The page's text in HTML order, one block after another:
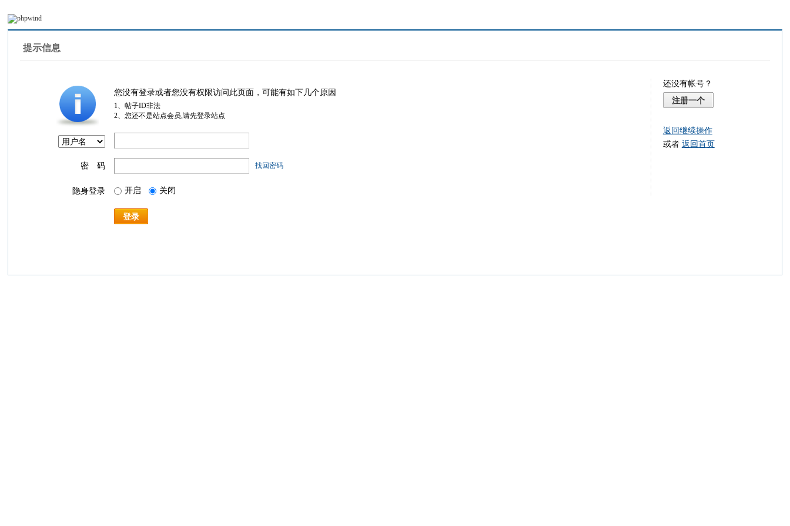
提示信息
您没有登录或者您没有权限访问此页面，可能有如下几个原因
1、帖子ID非法
2、您还不是站点会员,请先登录站点
密 码 找回密码
隐身登录 开启 关闭
登录
还没有帐号？
注册一个
返回继续操作
或者 返回首页